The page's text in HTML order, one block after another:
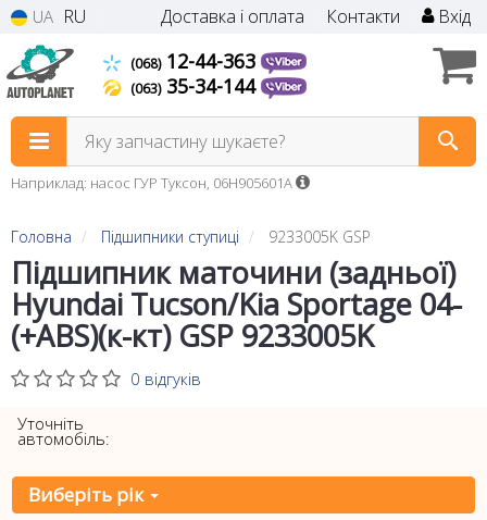
UA RU Доставка і оплата Контакти Вхід
(068)12-44-363
(063)35-34-144
Яку запчастину шукаєте?
Наприклад: насос ГУР Туксон, 06H905601A
Головна Підшипники ступиці 9233005K GSP
Підшипник маточини (задньої)
Hyundai Tucson/Kia Sportage 04-
(+ABS)(к-кт) GSP 9233005K
0 відгуків
Уточніть
автомобіль:
Виберіть рік